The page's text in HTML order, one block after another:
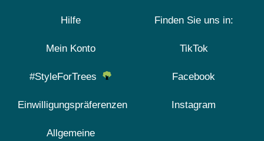
Hilfe
Mein Konto
#StyleForTrees
Einwilligungspräferenzen
Allgemeine
Finden Sie uns in:
TikTok
Facebook
Instagram